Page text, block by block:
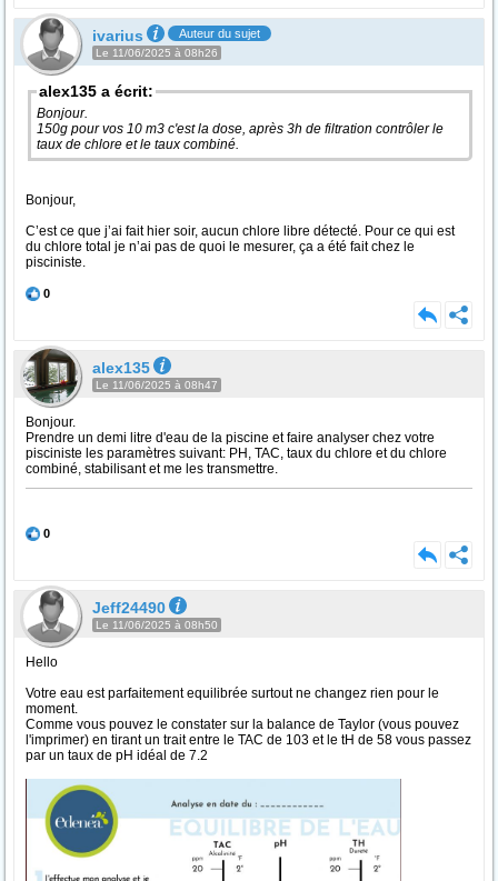
ivarius Auteur du sujet
Le 11/06/2025 à 08h26
alex135 a écrit:
Bonjour.
150g pour vos 10 m3 c'est la dose, après 3h de filtration contrôler le
taux de chlore et le taux combiné.
Bonjour,
C’est ce que j’ai fait hier soir, aucun chlore libre détecté. Pour ce qui est
du chlore total je n’ai pas de quoi le mesurer, ça a été fait chez le
pisciniste.
0
alex135
Le 11/06/2025 à 08h47
Bonjour.
Prendre un demi litre d'eau de la piscine et faire analyser chez votre
pisciniste les paramètres suivant: PH, TAC, taux du chlore et du chlore
combiné, stabilisant et me les transmettre.
0
Jeff24490
Le 11/06/2025 à 08h50
Hello
Votre eau est parfaitement equilibrée surtout ne changez rien pour le
moment.
Comme vous pouvez le constater sur la balance de Taylor (vous pouvez
l'imprimer) en tirant un trait entre le TAC de 103 et le tH de 58 vous passez
par un taux de pH idéal de 7.2